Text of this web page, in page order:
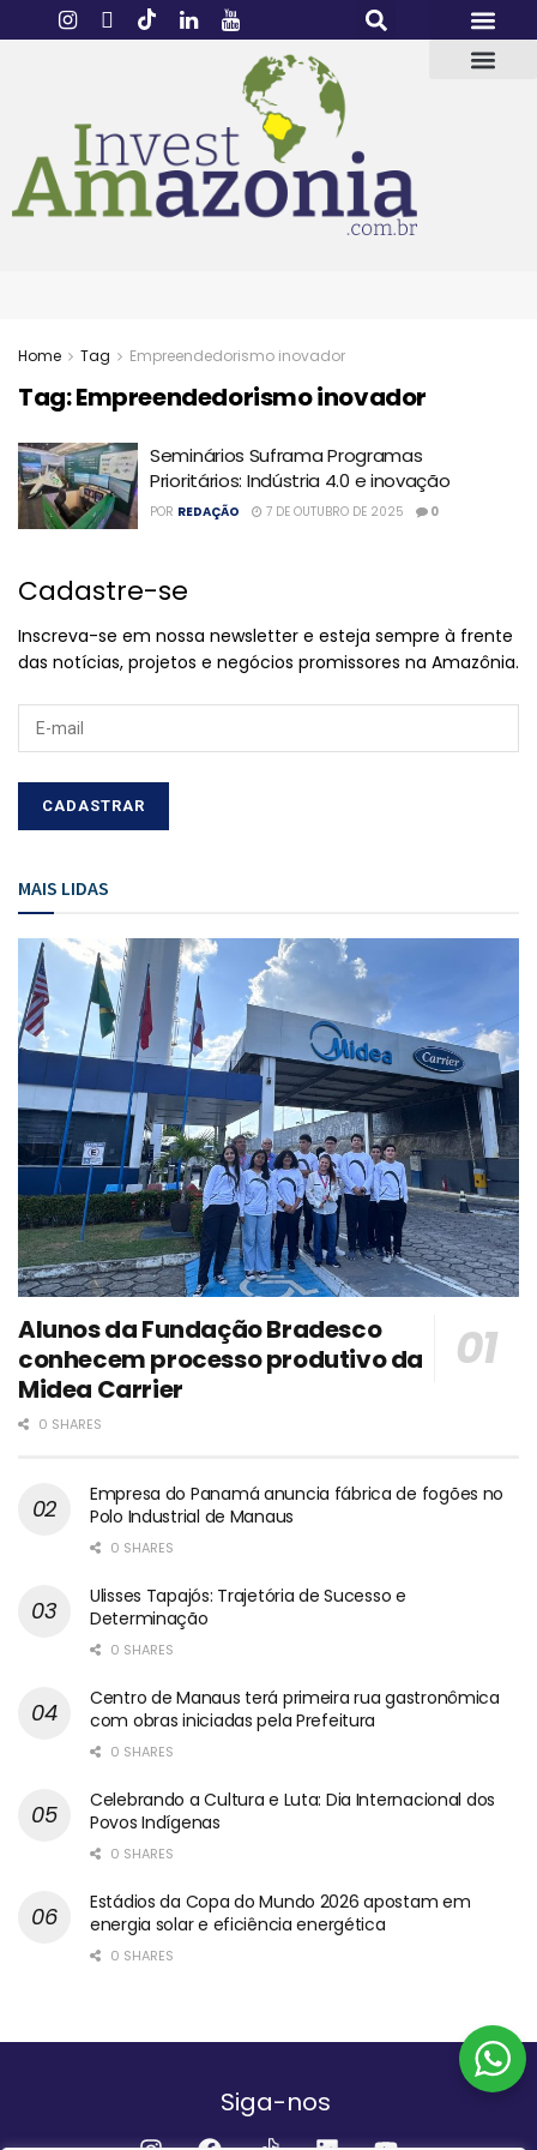
Home Tag Empreendedorismo inovador
Tag:Empreendedorismo inovador
Seminários Suframa Programas
Prioritários: Indústria 4.0 e inovação
POR REDAÇÃO 7 DE OUTUBRO DE 2025 0
Cadastre-se
Inscreva-se em nossa newsletter e esteja sempre à frente
das notícias, projetos e negócios promissores na Amazônia.
MAIS LIDAS
Alunos da Fundação Bradesco
conhecem processo produtivo da
Midea Carrier
0 SHARES
Empresa do Panamá anuncia fábrica de fogões no
Polo Industrial de Manaus
0 SHARES
Ulisses Tapajós: Trajetória de Sucesso e
Determinação
0 SHARES
Centro de Manaus terá primeira rua gastronômica
com obras iniciadas pela Prefeitura
0 SHARES
Celebrando a Cultura e Luta: Dia Internacional dos
Povos Indígenas
0 SHARES
Estádios da Copa do Mundo 2026 apostam em
energia solar e eficiência energética
0 SHARES
Siga-nos